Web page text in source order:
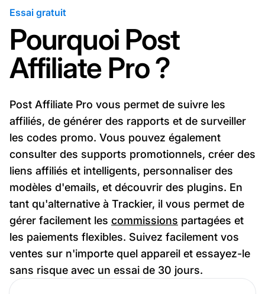
Essai gratuit
Pourquoi Post
Affiliate Pro ?
Post Affiliate Pro vous permet de suivre les
affiliés, de générer des rapports et de surveiller
les codes promo. Vous pouvez également
consulter des supports promotionnels, créer des
liens affiliés et intelligents, personnaliser des
modèles d'emails, et découvrir des plugins. En
tant qu'alternative à Trackier, il vous permet de
gérer facilement les commissions partagées et
les paiements flexibles. Suivez facilement vos
ventes sur n'importe quel appareil et essayez-le
sans risque avec un essai de 30 jours.